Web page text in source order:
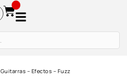
Guitarras – Efectos – Fuzz